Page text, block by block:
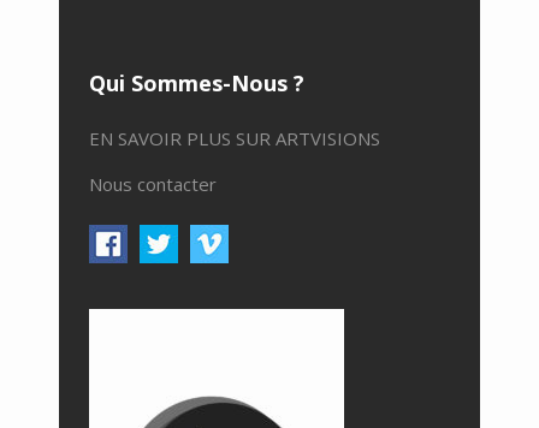
Qui Sommes-Nous ?
EN SAVOIR PLUS SUR ARTVISIONS
Nous contacter